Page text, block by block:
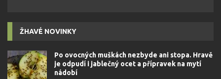
ŽHAVÉ NOVINKY
Po ovocných muškách nezbyde ani stopa. Hravě
je odpudí i jablečný ocet a přípravek na mytí
nádobí